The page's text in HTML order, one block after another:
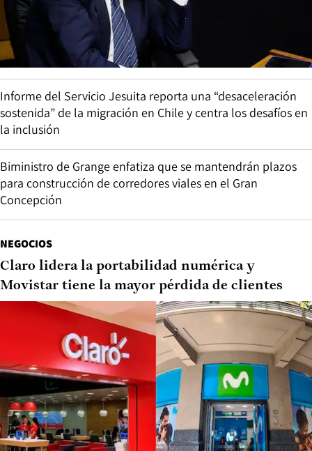
Informe del Servicio Jesuita reporta una “desaceleración
sostenida” de la migración en Chile y centra los desafíos en
la inclusión
Biministro de Grange enfatiza que se mantendrán plazos
para construcción de corredores viales en el Gran
Concepción
NEGOCIOS
Claro lidera la portabilidad numérica y
Movistar tiene la mayor pérdida de clientes